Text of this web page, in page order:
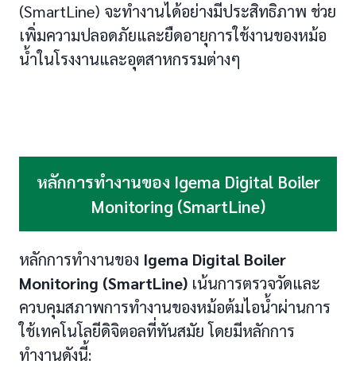
(SmartLine) จะทำงานได้อย่างมีประสิทธิภาพ ช่วย
เพิ่มความปลอดภัยและยืดอายุการใช้งานของหม้อ
น้ำในโรงงานและอุตสาหกรรมต่างๆ
หลักการทำงานของ Igema Digital Boiler
Monitoring (SmartLine)
หลักการทำงานของ Igema Digital Boiler
Monitoring (SmartLine) เน้นการตรวจวัดและ
ควบคุมสภาพการทำงานของหม้อต้มไอน้ำผ่านการ
ใช้เทคโนโลยีดิจิตอลที่ทันสมัย โดยมีหลักการ
ทำงานดังนี้: